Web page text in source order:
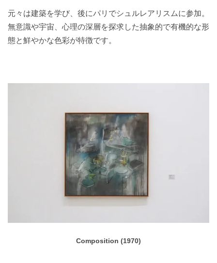
元々は建築を学び、後にパリでシュルレアリスムに参加。
無意識や宇宙、心理の深層を探求した抽象的で有機的な形
態と鮮やかな色彩が特徴です。
Composition (1970)